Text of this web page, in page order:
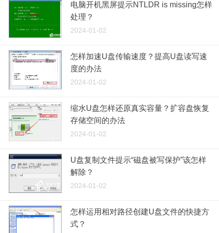
电脑开机黑屏提示NTLDR is missing怎样
处理？
2024-01-02
怎样加速U盘传输速度？提高U盘读写速
度的办法
2024-01-02
缩水U盘怎样还原真实容量？扩容盘恢复
存储空间的办法
2024-01-02
U盘复制文件提示“磁盘被写保护”该怎样
解除？
2024-01-02
怎样运用相对路径创建U盘文件的快捷方
式？